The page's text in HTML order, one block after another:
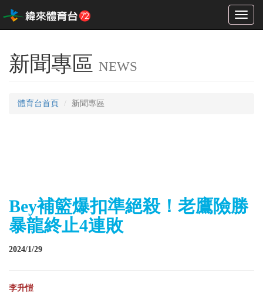
Toggle
新聞專區 NEWS
體育台首頁 新聞專區
Bey補籃爆扣準絕殺！老鷹險勝
暴龍終止4連敗
2024/1/29
李升愷